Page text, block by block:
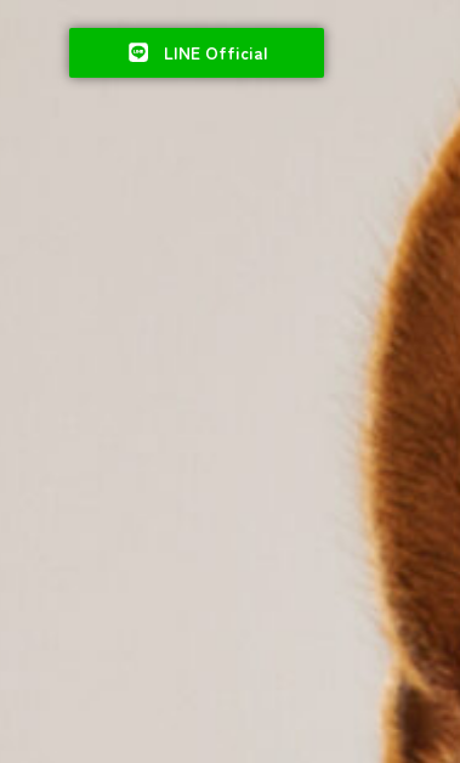
LINE Official